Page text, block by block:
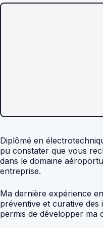
Diplômé en
pu constater que vous
dans le domaine
entreprise.
Ma dernière expérience
préventive et curative des
permis de développer ma